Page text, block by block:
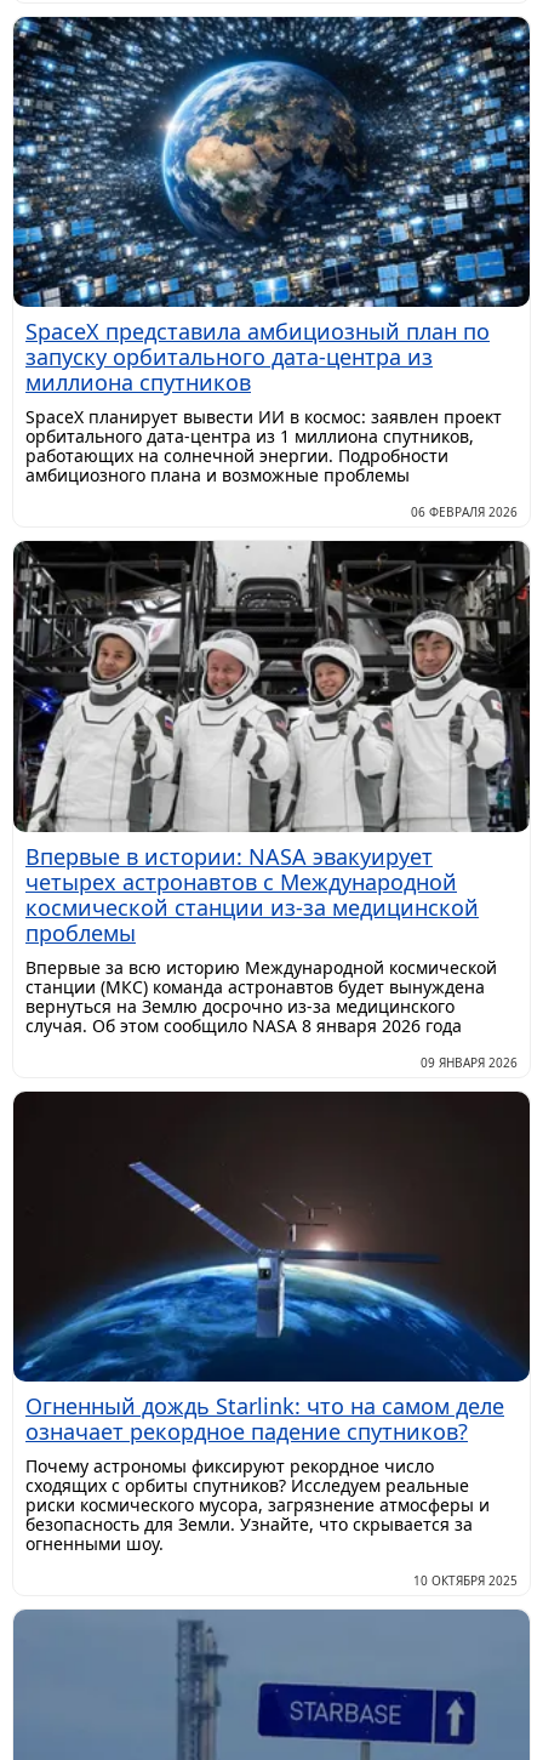
SpaceX представила амбициозный план по
запуску орбитального дата-центра из
миллиона спутников
SpaceX планирует вывести ИИ в космос: заявлен проект
орбитального дата-центра из 1 миллиона спутников,
работающих на солнечной энергии. Подробности
амбициозного плана и возможные проблемы
06 ФЕВРАЛЯ 2026
Впервые в истории: NASA эвакуирует
четырех астронавтов с Международной
космической станции из-за медицинской
проблемы
Впервые за всю историю Международной космической
станции (МКС) команда астронавтов будет вынуждена
вернуться на Землю досрочно из-за медицинского
случая. Об этом сообщило NASA 8 января 2026 года
09 ЯНВАРЯ 2026
Огненный дождь Starlink: что на самом деле
означает рекордное падение спутников?
Почему астрономы фиксируют рекордное число
сходящих с орбиты спутников? Исследуем реальные
риски космического мусора, загрязнение атмосферы и
безопасность для Земли. Узнайте, что скрывается за
огненными шоу.
10 ОКТЯБРЯ 2025